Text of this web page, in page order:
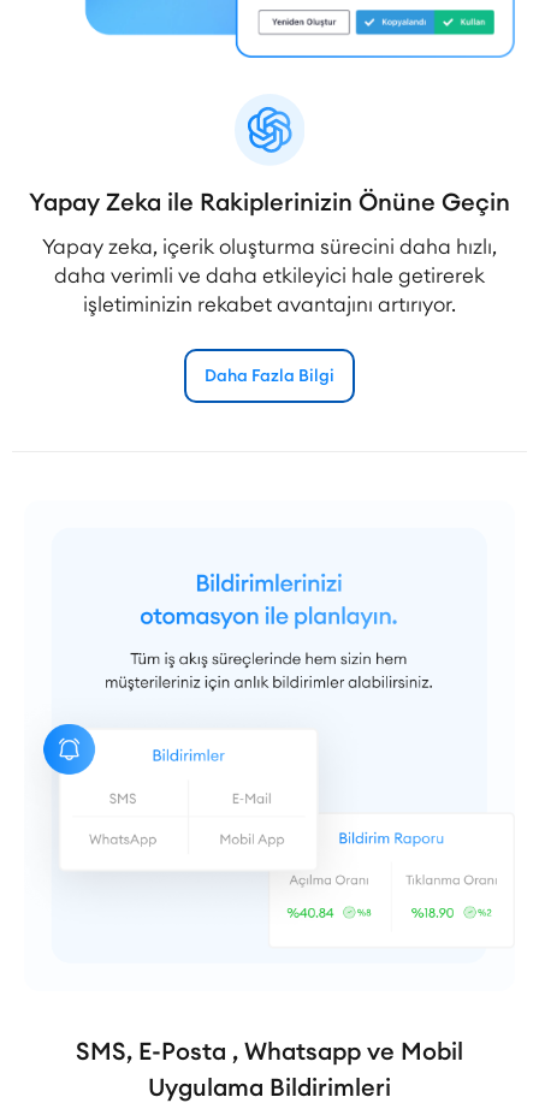
Yapay Zeka ile Rakiplerinizin Önüne Geçin
Yapay zeka, içerik oluşturma sürecini daha hızlı,
daha verimli ve daha etkileyici hale getirerek
işletiminizin rekabet avantajını artırıyor.
Daha Fazla Bilgi
SMS, E-Posta , Whatsapp ve Mobil
Uygulama Bildirimleri